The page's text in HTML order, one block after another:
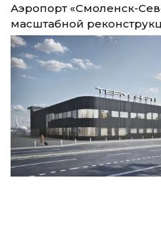
Аэропорт «Смоленск-
масштабной